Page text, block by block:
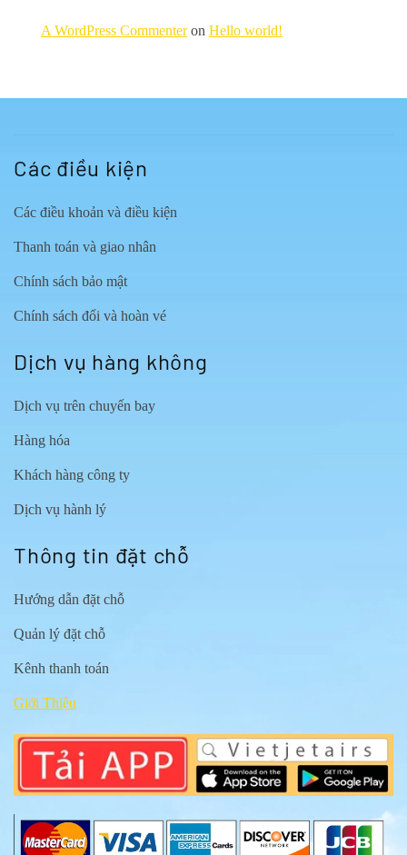
A WordPress Commenteron Hello world!
Các điều kiện
Các điều khoản và điều kiện
Thanh toán và giao nhân
Chính sách bảo mật
Chính sách đổi và hoàn vé
Dịch vụ hàng không
Dịch vụ trên chuyến bay
Hàng hóa
Khách hàng công ty
Dịch vụ hành lý
Thông tin đặt chỗ
Hướng dẫn đặt chỗ
Quản lý đặt chỗ
Kênh thanh toán
Giới Thiệu